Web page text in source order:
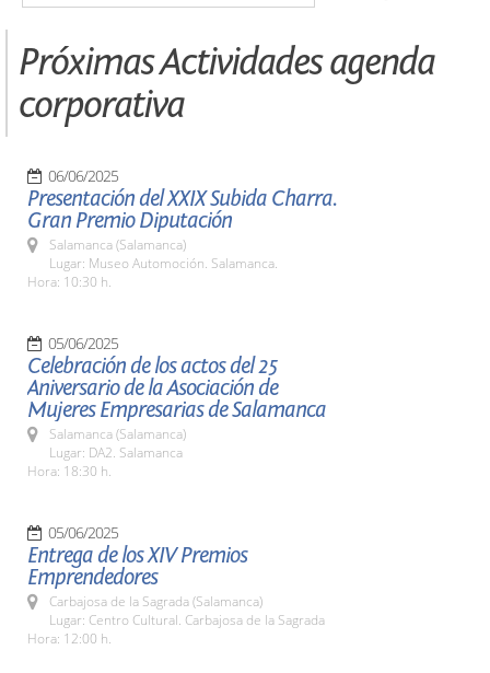
Próximas Actividades agenda
corporativa
06/06/2025
Presentación del XXIX Subida Charra.
Gran Premio Diputación
Salamanca (Salamanca)
Lugar: Museo Automoción. Salamanca.
Hora: 10:30 h.
05/06/2025
Celebración de los actos del 25
Aniversario de la Asociación de
Mujeres Empresarias de Salamanca
Salamanca (Salamanca)
Lugar: DA2. Salamanca
Hora: 18:30 h.
05/06/2025
Entrega de los XIV Premios
Emprendedores
Carbajosa de la Sagrada (Salamanca)
Lugar: Centro Cultural. Carbajosa de la Sagrada
Hora: 12:00 h.